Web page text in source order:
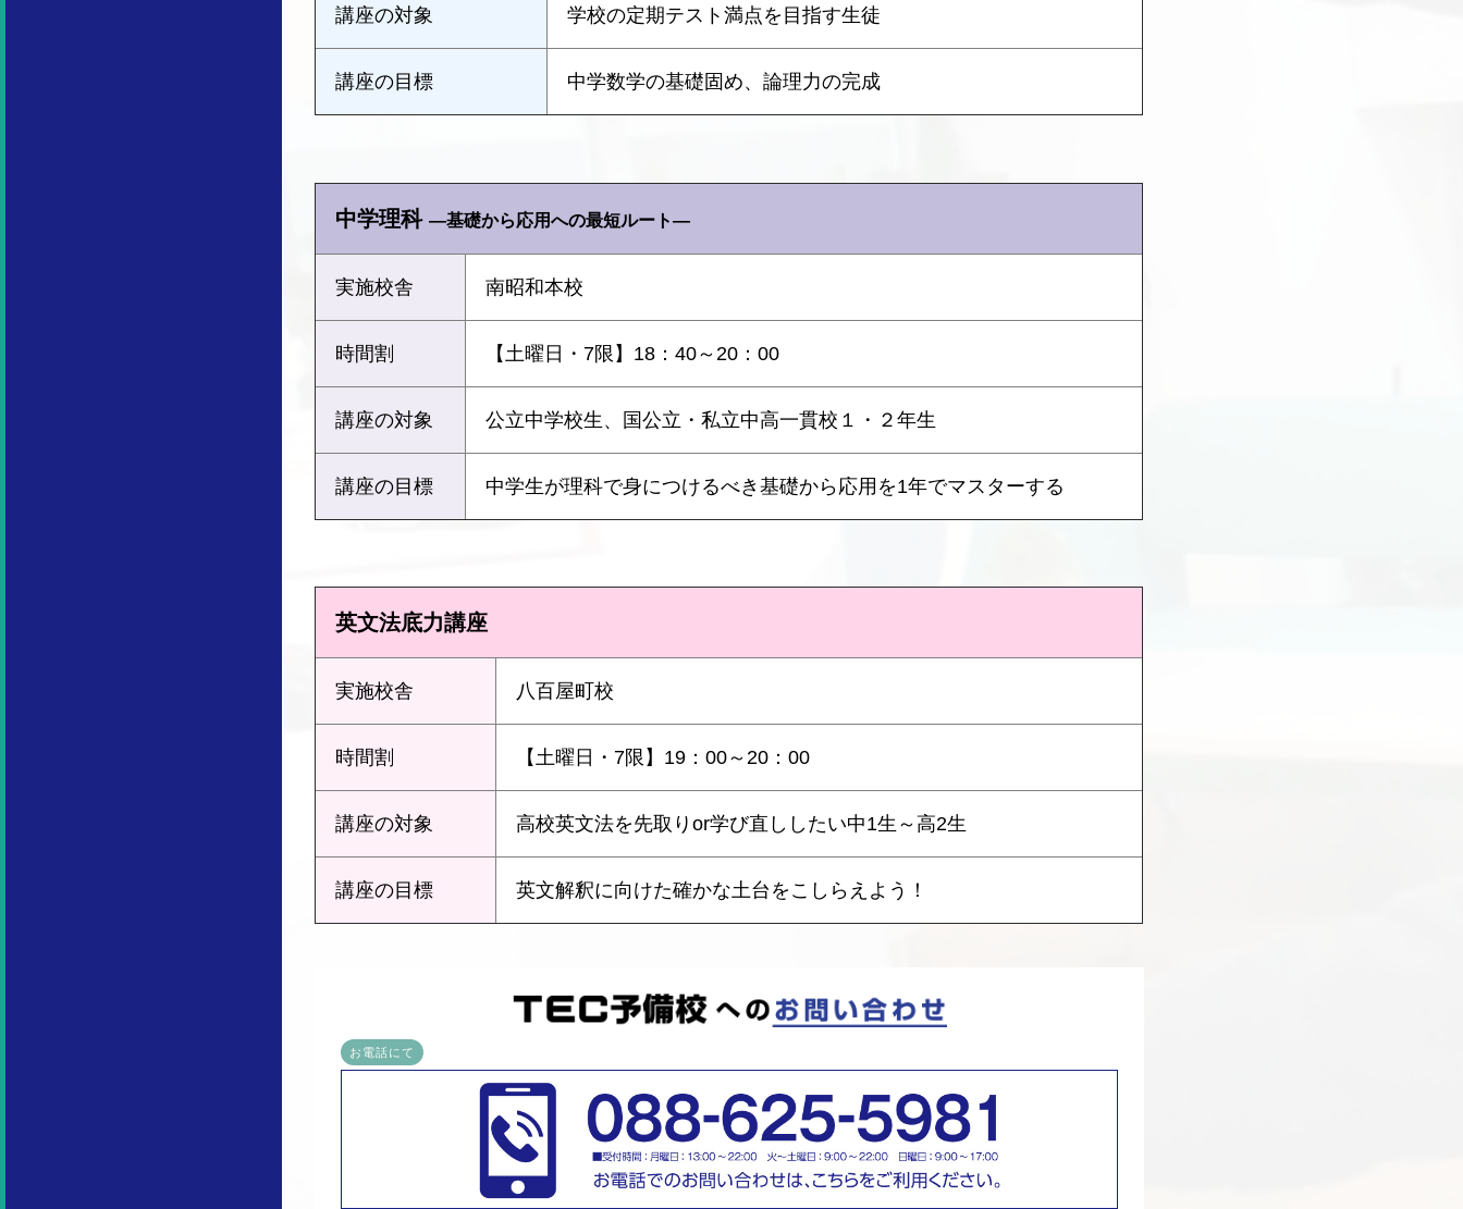
講座の対象 学校の定期テスト満点を目指す生徒
講座の目標 中学数学の基礎固め、論理力の完成
中学理科 ―基礎から応用への最短ルート―
実施校舎 南昭和本校
時間割 【土曜日・7限】18：40～20：00
講座の対象 公立中学校生、国公立・私立中高一貫校１・２年生
講座の目標 中学生が理科で身につけるべき基礎から応用を1年でマスターする
英文法底力講座
実施校舎 八百屋町校
時間割 【土曜日・7限】19：00～20：00
講座の対象 高校英文法を先取りor学び直ししたい中1生～高2生
講座の目標 英文解釈に向けた確かな土台をこしらえよう！
お電話にて